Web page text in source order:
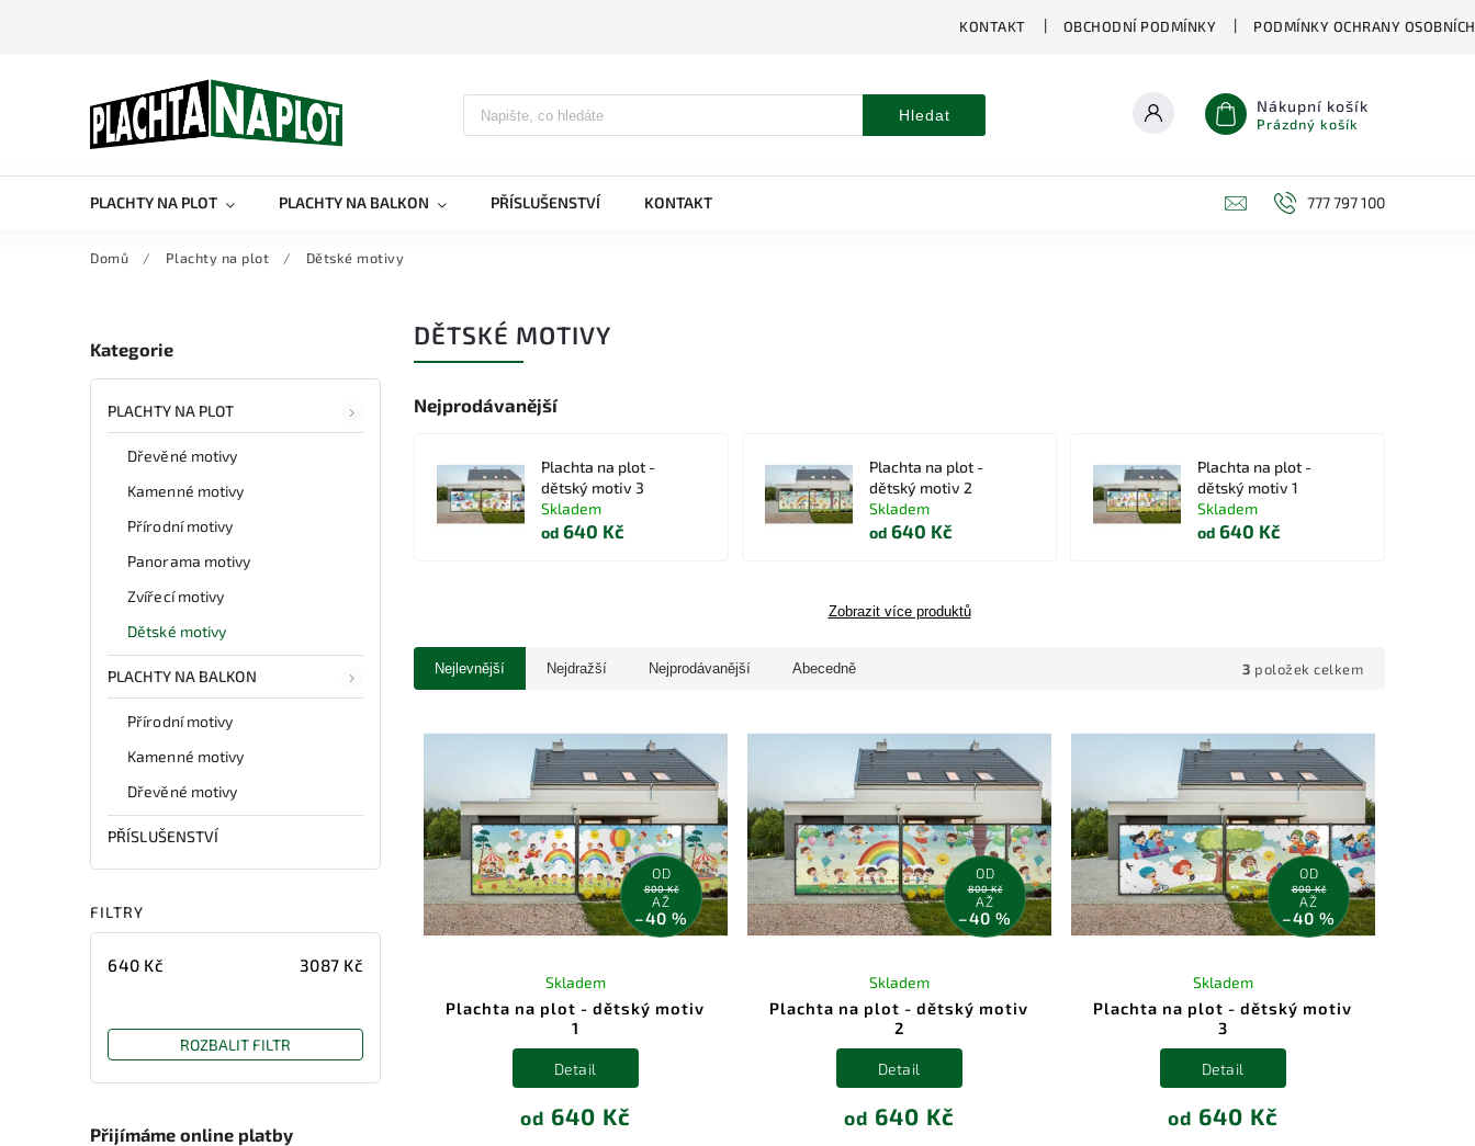
KONTAKT OBCHODNÍ PODMÍNKY PODMÍNKY OCHRANY
Hledat Nákupní košík
Prázdný košík
PLACHTY NA PLOT PLACHTY NA BALKON PŘÍSLUŠENSTVÍ KONTAKT 777 797 100
Domů / Plachty na plot / Dětské motivy
Kategorie
PLACHTY NA PLOT
Dřevěné motivy
Kamenné motivy
Přírodní motivy
Panorama motivy
Zvířecí motivy
Dětské motivy
PLACHTY NA BALKON
Přírodní motivy
Kamenné motivy
Dřevěné motivy
PŘÍSLUŠENSTVÍ
FILTRY
640 Kč 3087 Kč
ROZBALIT FILTR
Přijímáme online platby
DĚTSKÉ MOTIVY
Nejprodávanější
Plachta na plot -
dětský motiv 3
Skladem
od 640 Kč
Plachta na plot -
dětský motiv 2
Skladem
od640 Kč
Plachta na plot -
dětský motiv 1
Skladem
od640 Kč
Zobrazit více produktů
Nejlevnější Nejdražší Nejprodávanější Abecedně 3 položek celkem
OD
800 Kč
AŽ
–40 %
Plachta na plot - dětský motiv
1
Skladem
od 640 Kč
Detail
OD
800 Kč
AŽ
–40 %
Plachta na plot - dětský motiv
2
Skladem
od 640 Kč
Detail
OD
800 Kč
AŽ
–40 %
Plachta na plot - dětský motiv
3
Skladem
od 640 Kč
Detail